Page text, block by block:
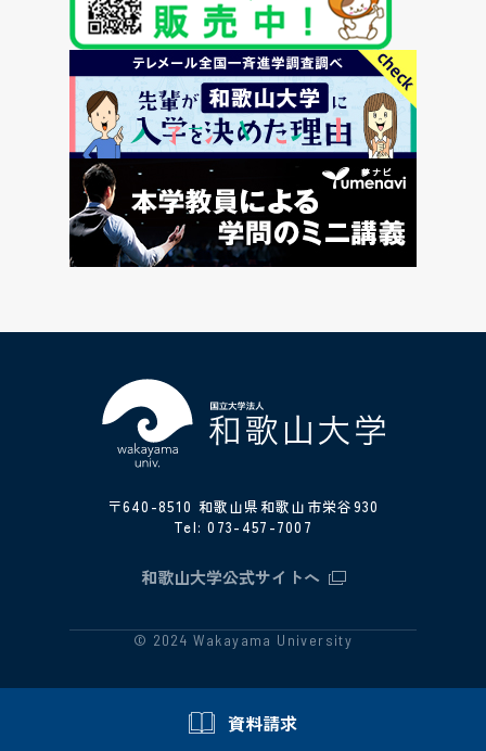
資料請求
〒640-8510 和歌山県和歌山市栄谷930
Tel:073-457-7007
和歌山大学公式サイトへ
© 2024 Wakayama University